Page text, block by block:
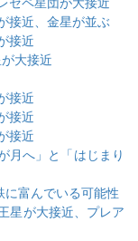
接近、金星が並ぶ
接近
大接近
接近
接近
接近
月へ」と「はじまり
富んでいる可能性
星が大接近、プレア